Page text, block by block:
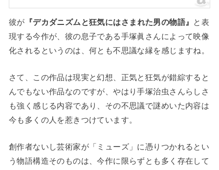
彼が 『デカダニズムと狂気にはさまれた男の物語』
と表
現する今作が、彼の息子である手塚眞さんによって映像
化されるというのは、何とも不思議な縁を感じますね。
さて、この作品は現実と幻想、正気と狂気が錯綜すると
んでもない作品なのですが、やはり手塚治虫さんらしさ
も強く感じる内容であり、その不思議で謎めいた内容は
今も多くの人を惹きつけています。
創作者ないし芸術家が「ミューズ」に憑りつかれるとい
う物語構造そのものは、今作に限らずとも多く存在して